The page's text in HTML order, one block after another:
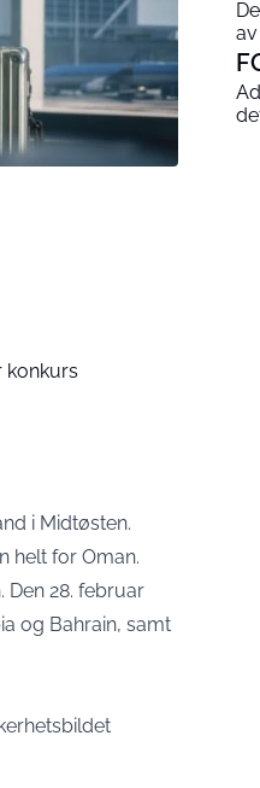
konkurs
i Midtøsten.
helt for Oman.
Den 28. februar
og Bahrain, samt